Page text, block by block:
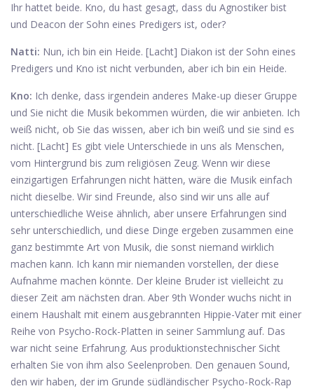
Ihr hattet beide. Kno, du hast gesagt, dass du Agnostiker bist
und Deacon der Sohn eines Predigers ist, oder?
Natti: Nun, ich bin ein Heide. [Lacht] Diakon ist der Sohn eines
Predigers und Kno ist nicht verbunden, aber ich bin ein Heide.
Kno: Ich denke, dass irgendein anderes Make-up dieser Gruppe
und Sie nicht die Musik bekommen würden, die wir anbieten. Ich
weiß nicht, ob Sie das wissen, aber ich bin weiß und sie sind es
nicht. [Lacht] Es gibt viele Unterschiede in uns als Menschen,
vom Hintergrund bis zum religiösen Zeug. Wenn wir diese
einzigartigen Erfahrungen nicht hätten, wäre die Musik einfach
nicht dieselbe. Wir sind Freunde, also sind wir uns alle auf
unterschiedliche Weise ähnlich, aber unsere Erfahrungen sind
sehr unterschiedlich, und diese Dinge ergeben zusammen eine
ganz bestimmte Art von Musik, die sonst niemand wirklich
machen kann. Ich kann mir niemanden vorstellen, der diese
Aufnahme machen könnte. Der kleine Bruder ist vielleicht zu
dieser Zeit am nächsten dran. Aber 9th Wonder wuchs nicht in
einem Haushalt mit einem ausgebrannten Hippie-Vater mit einer
Reihe von Psycho-Rock-Platten in seiner Sammlung auf. Das
war nicht seine Erfahrung. Aus produktionstechnischer Sicht
erhalten Sie von ihm also Seelenproben. Den genauen Sound,
den wir haben, der im Grunde südländischer Psycho-Rock-Rap